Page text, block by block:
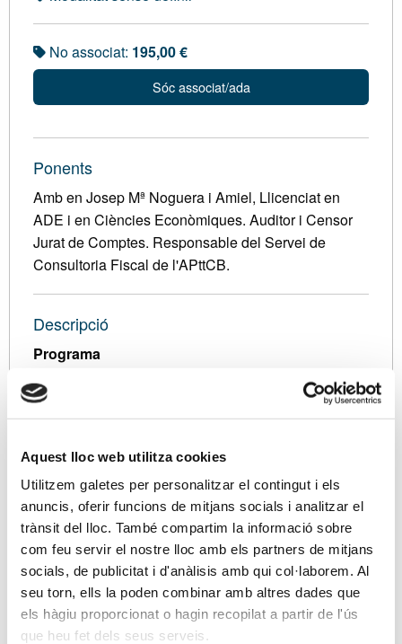
Aquest lloc web utilitza cookies
Utilitzem galetes per personalitzar el contingut i els
anuncis, oferir funcions de mitjans socials i analitzar el
trànsit del lloc. També compartim la informació sobre
com feu servir el nostre lloc amb els partners de mitjans
socials, de publicitat i d'anàlisis amb qui col·laborem. Al
seu torn, ells la poden combinar amb altres dades que
els hàgiu proporcionat o hagin recopilat a partir de l'ús
que heu fet dels seus serveis.
No associat: 195,00 €
Sóc associat/ada
Ponents
Amb en Josep Mª Noguera i Amiel, Llicenciat en
ADE i en Ciències Econòmiques. Auditor i Censor
Jurat de Comptes. Responsable del Servei de
Consultoria Fiscal de l'APttCB.
Descripció
Programa
La sessió de novetats fiscals i actualització tributària
- Mesures fiscals Projecte de Llei de Pressupostos
Comparativa normativa anterior. Increments
impositius.
- Actualització tributària de normativa aprovada el
2019 i 2020. Modificacions en els llibres Registre de
factures emeses, rebudes, béns d’inversió, entre
d’altres.
- Previsions de canvis normatius en matèria fiscal